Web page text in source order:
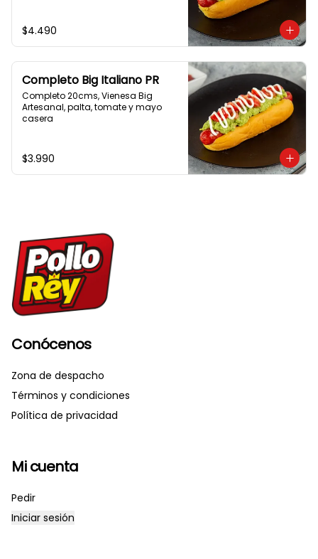
$4.490
Completo Big Italiano PR
Completo 20cms, Vienesa Big
Artesanal, palta, tomate y mayo
casera
$3.990
Conócenos
Zona de despacho
Términos y condiciones
Política de privacidad
Mi cuenta
Pedir
Iniciar sesión